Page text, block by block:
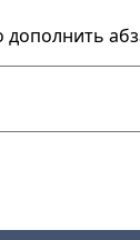
дополнить